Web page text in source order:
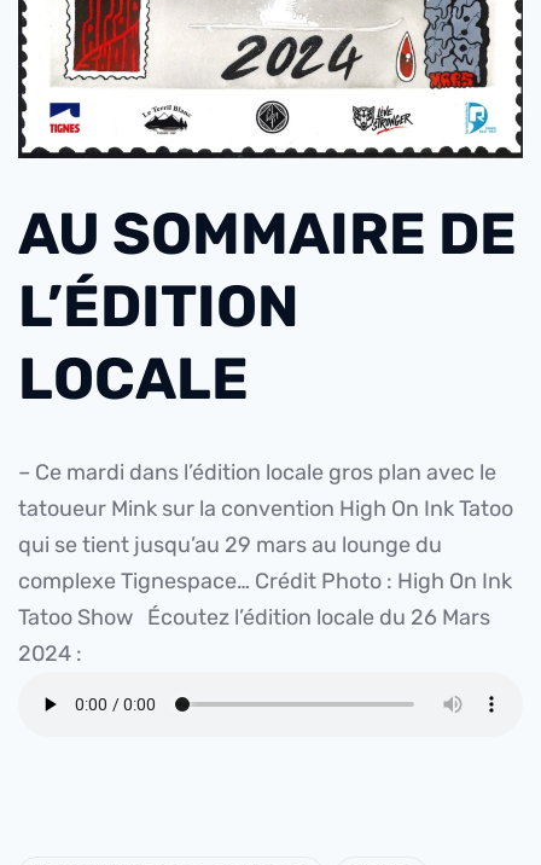
AU SOMMAIRE DE
L’ÉDITION
LOCALE
– Ce mardi dans l’édition locale gros plan avec le
tatoueur Mink sur la convention High On Ink Tatoo
qui se tient jusqu’au 29 mars au lounge du
complexe Tignespace… Crédit Photo : High On Ink
Tatoo Show Écoutez l’édition locale du 26 Mars
2024 :